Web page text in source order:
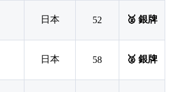
日本 52 🥈 銀牌
日本 58 🥈 銀牌